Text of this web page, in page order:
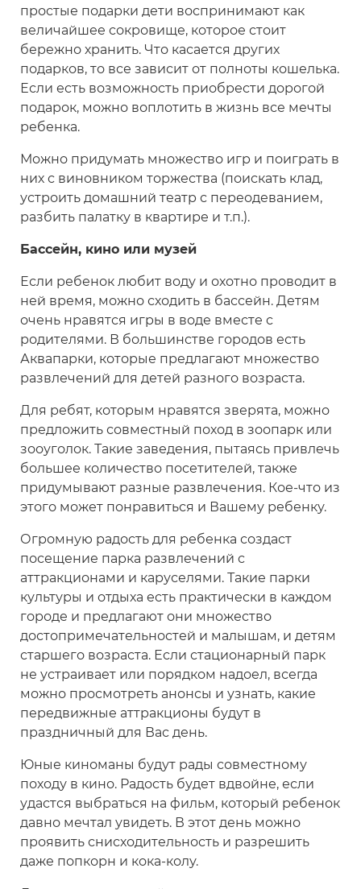
простые подарки дети воспринимают как
величайшее сокровище, которое стоит
бережно хранить. Что касается других
подарков, то все зависит от полноты кошелька.
Если есть возможность приобрести дорогой
подарок, можно воплотить в жизнь все мечты
ребенка.
Можно придумать множество игр и поиграть в
них с виновником торжества (поискать клад,
устроить домашний театр с переодеванием,
разбить палатку в квартире и т.п.).
Бассейн, кино или музей
Если ребенок любит воду и охотно проводит в
ней время, можно сходить в бассейн. Детям
очень нравятся игры в воде вместе с
родителями. В большинстве городов есть
Аквапарки, которые предлагают множество
развлечений для детей разного возраста.
Для ребят, которым нравятся зверята, можно
предложить совместный поход в зоопарк или
зооуголок. Такие заведения, пытаясь привлечь
большее количество посетителей, также
придумывают разные развлечения. Кое-что из
этого может понравиться и Вашему ребенку.
Огромную радость для ребенка создаст
посещение парка развлечений с
аттракционами и каруселями. Такие парки
культуры и отдыха есть практически в каждом
городе и предлагают они множество
достопримечательностей и малышам, и детям
старшего возраста. Если стационарный парк
не устраивает или порядком надоел, всегда
можно просмотреть анонсы и узнать, какие
передвижные аттракционы будут в
праздничный для Вас день.
Юные киноманы будут рады совместному
походу в кино. Радость будет вдвойне, если
удастся выбраться на фильм, который ребенок
давно мечтал увидеть. В этот день можно
проявить снисходительность и разрешить
даже попкорн и кока-колу.